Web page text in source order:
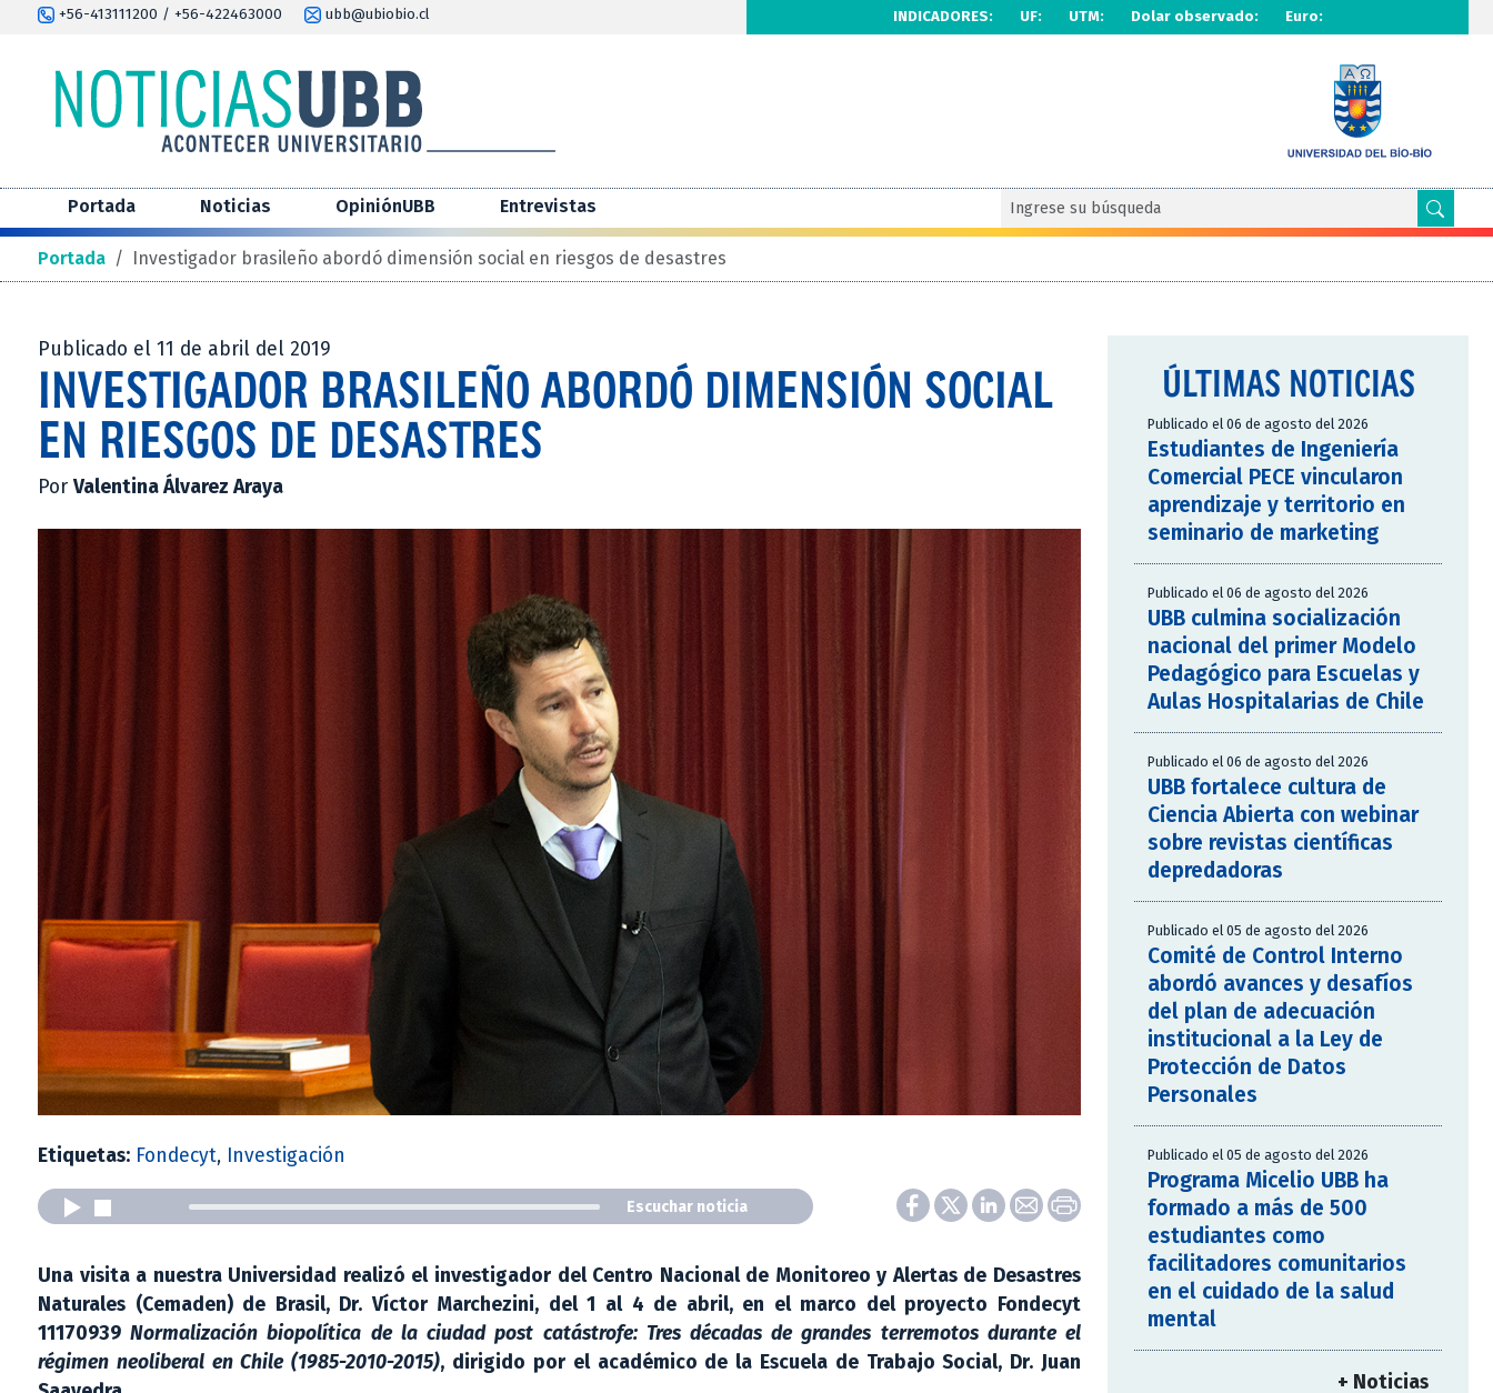
+56-413111200 / +56-422463000 ubb@ubiobio.cl INDICADORES: UF: UTM: Dolar observado: Euro:
Portada Noticias OpiniónUBB Entrevistas
Portada / Investigador brasileño abordó dimensión social en riesgos de desastres
Publicado el 11 de abril del 2019
INVESTIGADOR BRASILEÑO ABORDÓ DIMENSIÓN SOCIAL
EN RIESGOS DE DESASTRES
PorValentina Álvarez Araya
Etiquetas: Fondecyt, Investigación
Escuchar noticia
Una visita a nuestra Universidad realizó el investigador del Centro Nacional de Monitoreo y Alertas de Desastres
Naturales (Cemaden) de Brasil, Dr. Víctor Marchezini, del 1 al 4 de abril, en el marco del proyecto Fondecyt
11170939Normalización biopolítica de la ciudad post catástrofe: Tres décadas de grandes terremotos durante el
régimen neoliberal en Chile (1985-2010-2015), dirigido por el académico de la Escuela de Trabajo Social, Dr. Juan
ÚLTIMAS NOTICIAS
Publicado el 06 de agosto del 2026
Estudiantes de Ingeniería
Comercial PECE vincularon
aprendizaje y territorio en
seminario de marketing
Publicado el 06 de agosto del 2026
UBB culmina socialización
nacional del primer Modelo
Pedagógico para Escuelas y
Aulas Hospitalarias de Chile
Publicado el 06 de agosto del 2026
UBB fortalece cultura de
Ciencia Abierta con webinar
sobre revistas científicas
depredadoras
Publicado el 05 de agosto del 2026
Comité de Control Interno
abordó avances y desafíos
del plan de adecuación
institucional a la Ley de
Protección de Datos
Personales
Publicado el 05 de agosto del 2026
Programa Micelio UBB ha
formado a más de 500
estudiantes como
facilitadores comunitarios
en el cuidado de la salud
mental
+ Noticias